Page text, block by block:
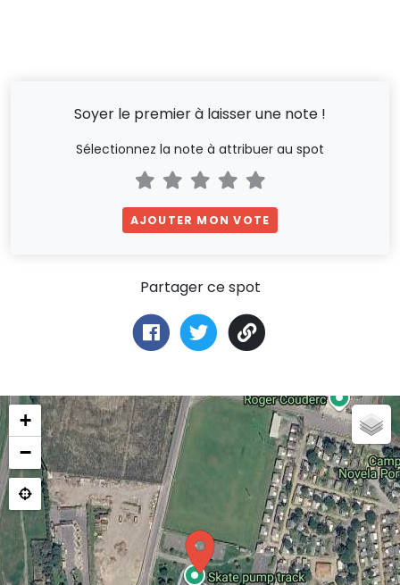
Soyer le premier à laisser une note !
Sélectionnez la note à attribuer au spot
AJOUTER MON VOTE
Partager ce spot
+
−